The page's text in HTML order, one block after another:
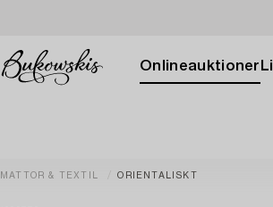
Onlineauktioner
MATTOR & TEXTIL ORIENTALISKT